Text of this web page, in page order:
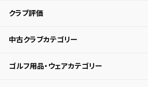
クラブ評価
中古クラブカテゴリー
ゴルフ用品・ウェアカテゴリー